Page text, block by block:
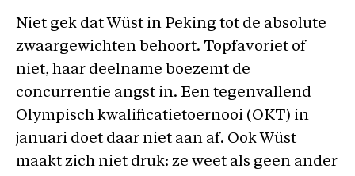
Niet gek dat Wüst in Peking tot de absolute
zwaargewichten behoort. Topfavoriet of
niet, haar deelname boezemt de
concurrentie angst in. Een tegenvallend
Olympisch kwalificatietoernooi (OKT) in
januari doet daar niet aan af. Ook Wüst
maakt zich niet druk: ze weet als geen ander